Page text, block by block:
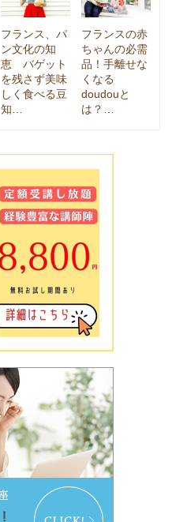
フランス、パ
ン文化の知
恵 バゲット
を残さず美味
しく食べる豆
知…
フランスの赤
ちゃんの必需
品！手離せな
くなる
doudouと
は？…